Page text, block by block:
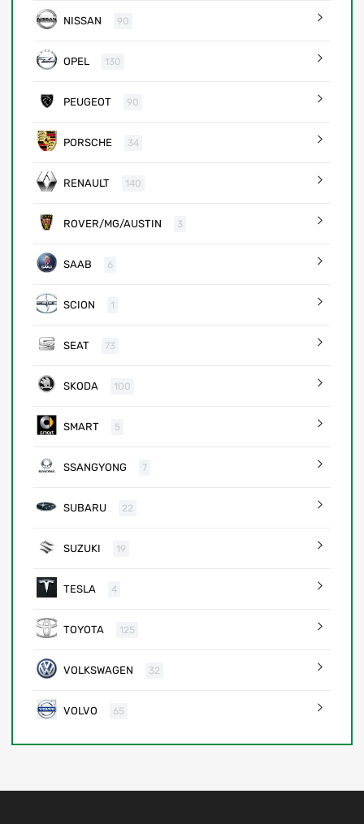
NISSAN 90
OPEL 130
PEUGEOT 90
PORSCHE 34
RENAULT 140
ROVER/MG/AUSTIN 3
SAAB 6
SCION 1
SEAT 73
SKODA 100
SMART 5
SSANGYONG 7
SUBARU 22
SUZUKI 19
TESLA 4
TOYOTA 125
VOLKSWAGEN 32
VOLVO 65